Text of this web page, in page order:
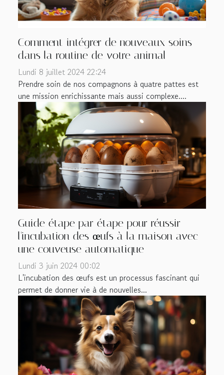
Comment intégrer de nouveaux soins
dans la routine de votre animal
Lundi 8 juillet 2024 22:24
Prendre soin de nos compagnons à quatre pattes est
une mission enrichissante mais aussi complexe....
Guide étape par étape pour réussir
l'incubation des œufs à la maison avec
une couveuse automatique
Lundi 3 juin 2024 00:02
L'incubation des œufs est un processus fascinant qui
permet de donner vie à de nouvelles...